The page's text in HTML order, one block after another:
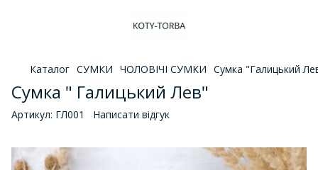
Каталог СУМКИ ЧОЛОВІЧІ СУМКИ Сумка "Галицький
Сумка " Галицький Лев"
Артикул: ГЛ001 Написати відгук